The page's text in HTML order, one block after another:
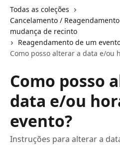
Todas as coleções
Cancelamento /
mudança de recinto
Reagendamento de um
Como posso alterar a data e/ou
Como posso
data e/ou
evento?
Instruções para alterar a